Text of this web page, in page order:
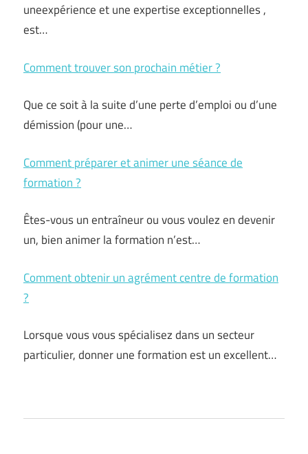
uneexpérience et une expertise exceptionnelles ,
est…
Comment trouver son prochain métier ?
Que ce soit à la suite d’une perte d’emploi ou d’une
démission (pour une…
Comment préparer et animer une séance de
formation ?
Êtes-vous un entraîneur ou vous voulez en devenir
un, bien animer la formation n’est…
Comment obtenir un agrément centre de formation
?
Lorsque vous vous spécialisez dans un secteur
particulier, donner une formation est un excellent…